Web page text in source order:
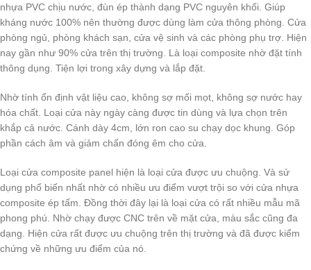
nhựa PVC chịu nước, đùn ép thành dạng PVC nguyên khối. Giúp
kháng nước 100% nên thường được dùng làm cửa thông phòng. Cửa
phòng ngủ, phòng khách sạn, cửa vệ sinh và các phòng phụ trợ. Hiện
nay gần như 90% cửa trên thị trường. Là loại composite nhờ đặt tính
thông dụng. Tiện lợi trong xây dựng và lắp đặt.
Nhờ tính ổn định vật liệu cao, không sợ mối mọt, không sợ nước hay
hóa chất. Loại cửa này ngày càng được tin dùng và lựa chọn trên
khắp cả nước. Cánh dày 4cm, lớn ron cao su chạy dọc khung. Góp
phần cách âm và giảm chấn đóng êm cho cửa.
Loại cửa composite panel hiện là loại cửa được ưu chuộng. Và sử
dụng phổ biến nhất nhờ có nhiều ưu điểm vượt trội so với cửa nhựa
composite ép tấm. Đồng thời đây lại là loại cửa có rất nhiều mẫu mã
phong phú. Nhờ chạy được CNC trên về mặt cửa, màu sắc cũng đa
dạng. Hiện cửa rất được ưu chuộng trên thị trường và đã được kiểm
chứng về những ưu điểm của nó.